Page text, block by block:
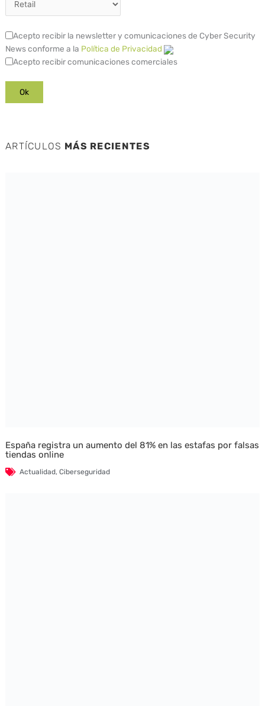
Acepto recibir la newsletter y comunicaciones de Cyber Security
News conforme a la Política de Privacidad
Acepto recibir comunicaciones comerciales
ARTÍCULOS MÁS RECIENTES
España registra un aumento del 81% en las estafas por falsas
tiendas online
Actualidad, Ciberseguridad